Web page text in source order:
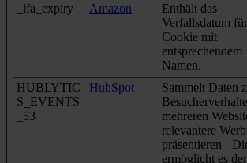
_lfa_expiry Amazon
Enthält das
Verfallsdatum
Cookie mit
entsprechendem
Namen.
HUBLYTIC
S_EVENTS
_53
HubSpot
Sammelt Daten
mehreren
relevantere
präsentieren -
ermöglicht es der